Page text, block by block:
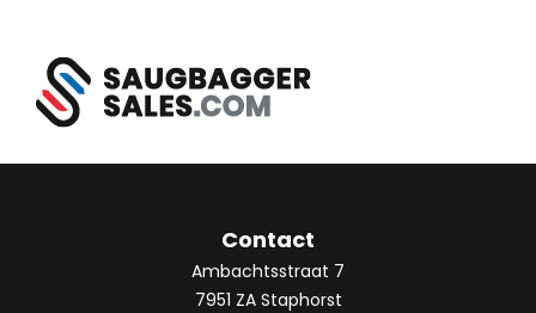
Contact
Ambachtsstraat 7
7951 ZA Staphorst